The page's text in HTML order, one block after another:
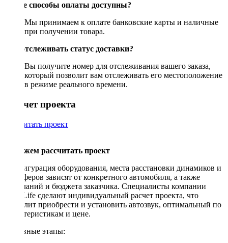
Какие способы оплаты доступны?
Мы принимаем к оплате банковские карты и наличные
при получении товара.
Как отслеживать статус доставки?
Вы получите номер для отслеживания вашего заказа,
который позволит вам отслеживать его местоположение
в режиме реального времени.
Рассчет проекта
Рассчитать проект
Поможем рассчитать проект
Конфигурация оборудования, места расстановки динамиков и
сабвуферов зависят от конкретного автомобиля, а также
пожеланий и бюджета заказчика. Специалисты компании
DriveLife сделают индивидуальный расчет проекта, что
позволит приобрести и установить автозвук, оптимальный по
характеристикам и цене.
Основные этапы: